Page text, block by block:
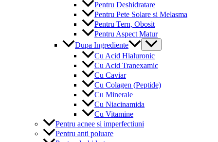
Pentru Deshidratare
Pentru Pete Solare si Melasma
Pentru Tern, Obosit
Pentru Aspect Matur
Dupa Ingrediente
Menu
Toggle
Cu Acid Hialuronic
Cu Acid Tranexamic
Cu Caviar
Cu Colagen (Peptide)
Cu Minerale
Cu Niacinamida
Cu Vitamine
Pentru acnee si imperfectiuni
Pentru anti poluare